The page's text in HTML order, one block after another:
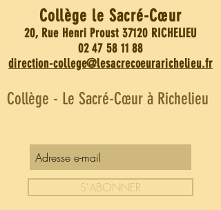
Collège le Sacré-Cœur
20, Rue Henri Proust 37120 RICHELIEU
02 47 58 11 88
direction-college@lesacrecoeurarichelieu.fr
Collège - Le Sacré-Cœur à Richelieu
S'ABONNER